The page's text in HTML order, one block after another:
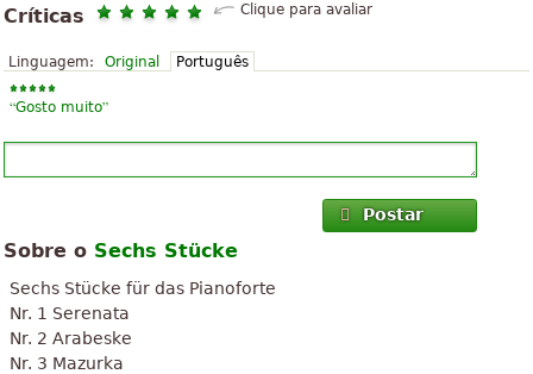
Críticas Clique para avaliar
Linguagem: Original Português
“Gosto muito”
Postar
Sobre o Sechs Stücke
Sechs Stücke für das Pianoforte
Nr. 1 Serenata
Nr. 2 Arabeske
Nr. 3 Mazurka